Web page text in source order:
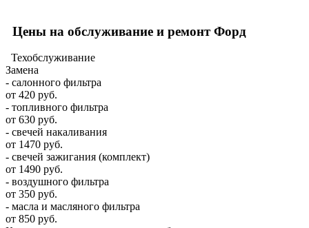
Цены на обслуживание и ремонт Форд
Техобслуживание
Замена
- салонного фильтра
от 420 руб.
- топливного фильтра
от 630 руб.
- свечей накаливания
от 1470 руб.
- свечей зажигания (комплект)
от 1490 руб.
- воздушного фильтра
от 350 руб.
- масла и масляного фильтра
от 850 руб.